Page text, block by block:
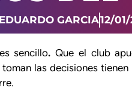
EDUARDO GARCIA12/
sencillo. Que el club
las decisiones tienen